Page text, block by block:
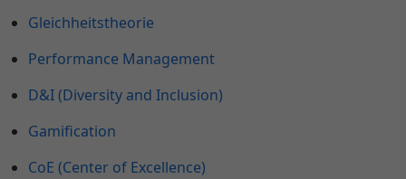
Gleichheitstheorie
Performance Management
D&I (Diversity and Inclusion)
Gamification
CoE (Center of Excellence)